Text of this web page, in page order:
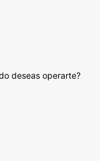
deseas operarte?